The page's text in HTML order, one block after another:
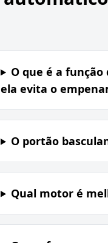
O que é a
ela evita o
O portão
Qual motor é